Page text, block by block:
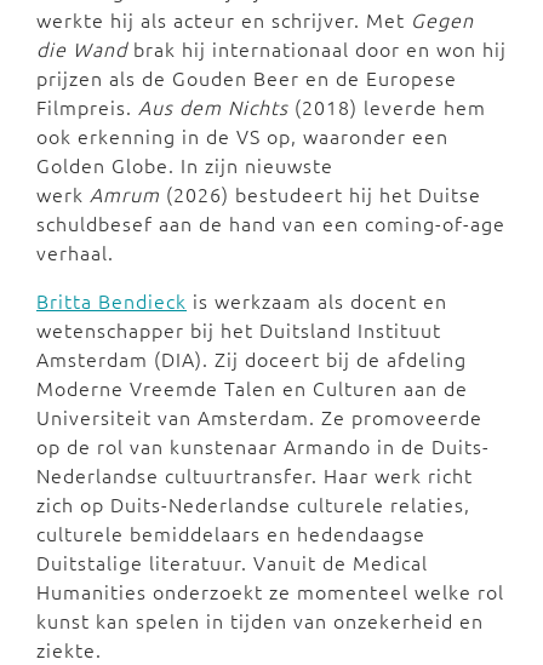
werkte hij als acteur en schrijver. Met Gegen
die Wandbrak hij internationaal door en won hij
prijzen als de Gouden Beer en de Europese
Filmpreis. Aus dem Nichts (2018) leverde hem
ook erkenning in de VS op, waaronder een
Golden Globe. In zijn nieuwste
werk Amrum (2026) bestudeert hij het Duitse
schuldbesef aan de hand van een coming-of-age
verhaal.
Britta Bendieck is werkzaam als docent en
wetenschapper bij het Duitsland Instituut
Amsterdam (DIA). Zij doceert bij de afdeling
Moderne Vreemde Talen en Culturen aan de
Universiteit van Amsterdam. Ze promoveerde
op de rol van kunstenaar Armando in de Duits-
Nederlandse cultuurtransfer. Haar werk richt
zich op Duits-Nederlandse culturele relaties,
culturele bemiddelaars en hedendaagse
Duitstalige literatuur. Vanuit de Medical
Humanities onderzoekt ze momenteel welke rol
kunst kan spelen in tijden van onzekerheid en
ziekte.